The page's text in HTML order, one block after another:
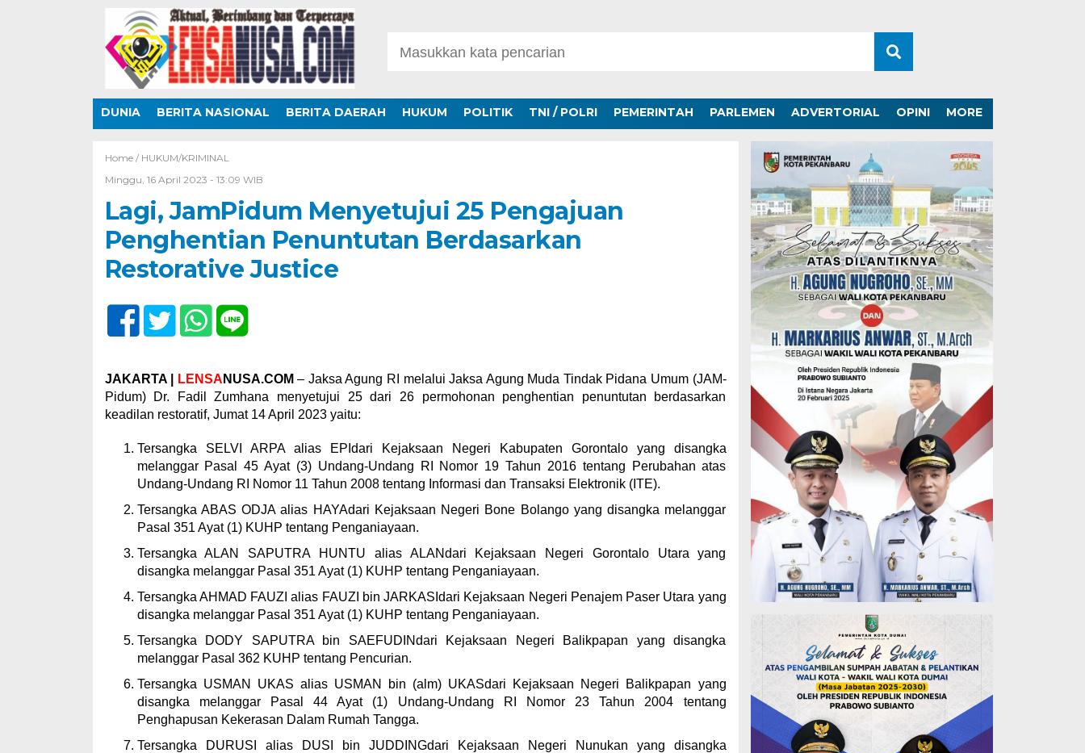
DUNIA BERITA NASIONAL BERITA DAERAH HUKUM POLITIK TNI / POLRI PEMERINTAH PARLEMEN ADVERTORIAL OPINI MORE
Home / HUKUM/KRIMINAL
Minggu, 16 April 2023 - 13:09 WIB
Lagi, JamPidum Menyetujui 25 Pengajuan
Penghentian Penuntutan Berdasarkan
Restorative Justice
JAKARTA | LENSA NUSA.COM – Jaksa Agung RI melalui Jaksa Agung Muda Tindak Pidana Umum (JAM-
Pidum) Dr. Fadil Zumhana menyetujui 25 dari 26 permohonan penghentian penuntutan berdasarkan
keadilan restoratif, Jumat 14 April 2023 yaitu:
Tersangka SELVI ARPA alias EPIdari Kejaksaan Negeri Kabupaten Gorontalo yang disangka
melanggar Pasal 45 Ayat (3) Undang-Undang RI Nomor 19 Tahun 2016 tentang Perubahan atas
Undang-Undang RI Nomor 11 Tahun 2008 tentang Informasi dan Transaksi Elektronik (ITE).
Tersangka ABAS ODJA alias HAYAdari Kejaksaan Negeri Bone Bolango yang disangka melanggar
Pasal 351 Ayat (1) KUHP tentang Penganiayaan.
Tersangka ALAN SAPUTRA HUNTU alias ALANdari Kejaksaan Negeri Gorontalo Utara yang
disangka melanggar Pasal 351 Ayat (1) KUHP tentang Penganiayaan.
Tersangka AHMAD FAUZI alias FAUZI bin JARKASIdari Kejaksaan Negeri Penajem Paser Utara yang
disangka melanggar Pasal 351 Ayat (1) KUHP tentang Penganiayaan.
Tersangka DODY SAPUTRA bin SAEFUDINdari Kejaksaan Negeri Balikpapan yang disangka
melanggar Pasal 362 KUHP tentang Pencurian.
Tersangka USMAN UKAS alias USMAN bin (alm) UKASdari Kejaksaan Negeri Balikpapan yang
disangka melanggar Pasal 44 Ayat (1) Undang-Undang RI Nomor 23 Tahun 2004 tentang
Penghapusan Kekerasan Dalam Rumah Tangga.
Tersangka DURUSI alias DUSI bin JUDDINGdari Kejaksaan Negeri Nunukan yang disangka